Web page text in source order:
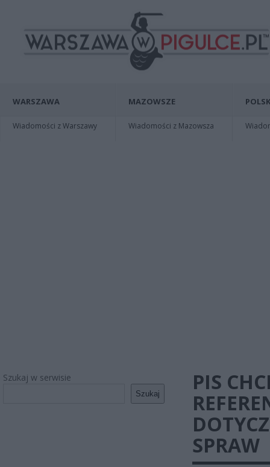
WARSZAWA
Wiadomości z Warszawy
MAZOWSZE
Wiadomości z Mazowsza
Szukaj w serwisie
Szukaj
PIS
SPRAW